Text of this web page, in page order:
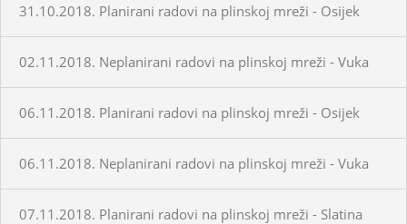
31.10.2018. Planirani radovi na plinskoj mreži - Osijek
02.11.2018. Neplanirani radovi na plinskoj mreži - Vuka
06.11.2018. Planirani radovi na plinskoj mreži - Osijek
06.11.2018. Neplanirani radovi na plinskoj mreži - Vuka
07.11.2018. Planirani radovi na plinskoj mreži - Slatina